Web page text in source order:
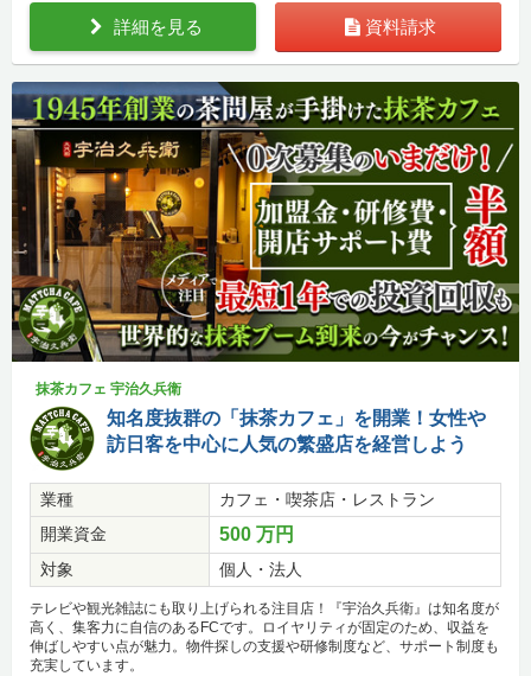
詳細を見る 資料請求
抹茶カフェ 宇治久兵衛
知名度抜群の「抹茶カフェ」を開業！女性や
訪日客を中心に人気の繁盛店を経営しよう
業種
カフェ・喫茶店・レストラン
開業資金
500 万円
対象 個人・法人
テレビや観光雑誌にも取り上げられる注目店！『宇治久兵衛』は知名度が
高く、集客力に自信のあるFCです。ロイヤリティが固定のため、収益を
伸ばしやすい点が魅力。物件探しの支援や研修制度など、サポート制度も
充実しています。